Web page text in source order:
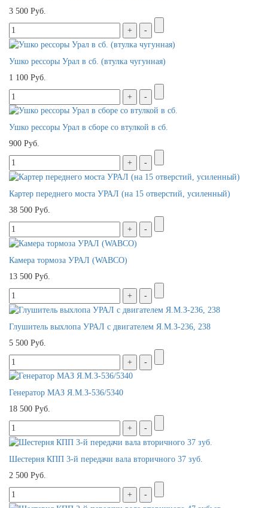
3 500 Руб.
Ушко рессоры Урал в сб. (втулка чугунная)
1 100 Руб.
Ушко рессоры Урал в сборе со втулкой в сб.
900 Руб.
Картер переднего моста УРАЛ (на 15 отверстий, усиленный)
38 500 Руб.
Камера тормоза УРАЛ (WABCO)
13 500 Руб.
Глушитель выхлопа УРАЛ с двигателем Я.М.З-236, 238
5 500 Руб.
Генератор МАЗ Я.М.З-536/5340
18 500 Руб.
Шестерня КПП 3-й передачи вала вторичного 37 зуб.
2 500 Руб.